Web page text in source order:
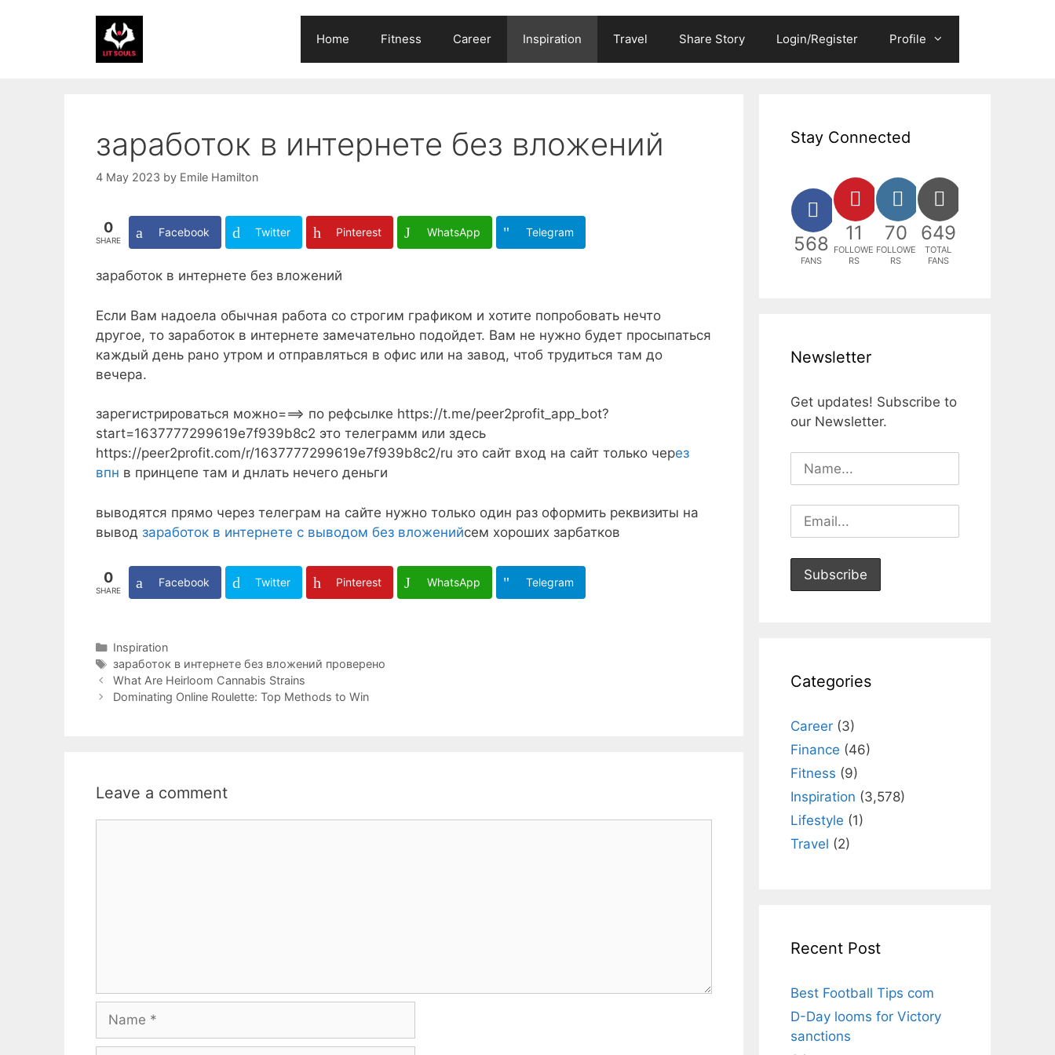
Home Fitness Career Inspiration Travel Share Story Login/Register Profile
заработок в интернете без вложений
4 May 2023 by Emile Hamilton
0
SHARE
Facebook Twitter Pinterest WhatsApp Telegram
заработок в интернете без вложений
Если Вам надоела обычная работа со строгим графиком и хотите попробовать нечто
другое, то заработок в интернете замечательно подойдет. Вам не нужно будет просыпаться
каждый день рано утром и отправляться в офис или на завод, чтоб трудиться там до
вечера.
зарегистрироваться можно===> по рефсылке https://t.me/peer2profit_app_bot?
start=1637777299619e7f939b8c2 это телеграмм или здесь
https://peer2profit.com/r/1637777299619e7f939b8c2/ru это сайт вход на сайт только через
впн в принцепе там и днлать нечего деньги
выводятся прямо через телеграм на сайте нужно только один раз оформить реквизиты на
вывод заработок в интернете с выводом без вложенийсем хороших зарбатков
0
SHARE
Facebook Twitter Pinterest WhatsApp Telegram
Categories
Inspiration
Tags
заработок в интернете без вложений проверено
What Are Heirloom Cannabis Strains
Dominating Online Roulette: Top Methods to Win
Leave a comment
Name
Stay Connected
568
FANS
11
FOLLOWE
RS
70
FOLLOWE
RS
649
TOTAL
FANS
Newsletter
Get updates! Subscribe to
our Newsletter.
Categories
Career (3)
Finance (46)
Fitness (9)
Inspiration (3,578)
Lifestyle (1)
Travel (2)
Recent Post
Best Football Tips com
D-Day looms for Victory
sanctions